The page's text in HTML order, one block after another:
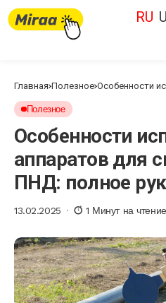
RU
Главная Полезное Особенности
Полезное
Особенности
аппаратов для
ПНД: полное
13.02.2025 1 Минут на чтение